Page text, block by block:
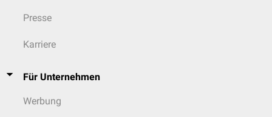
Presse
Karriere
Für Unternehmen
Werbung